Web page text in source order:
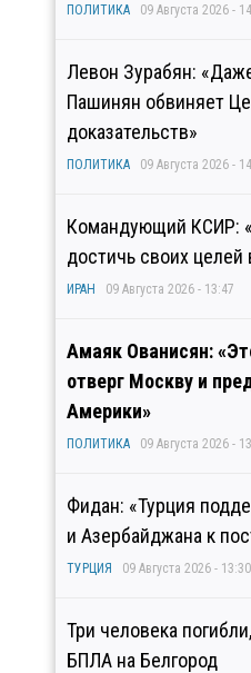
ПОЛИТИКА 09 Августа 2026 -
Левон Зурабян:
Пашинян обвиняет
доказательств»
ПОЛИТИКА 09 Августа 2026 -
Командующий КСИР:
достичь своих целей
ИРАН 09 Августа 2026 - 13:47
Амаяк Ованисян:
отверг Москву и
Америки»
ПОЛИТИКА 09 Августа 2026 -
Фидан: «Турция
и Азербайджана к
ТУРЦИЯ 09 Августа 2026 - 13:30
Три человека
БПЛА на Белгород